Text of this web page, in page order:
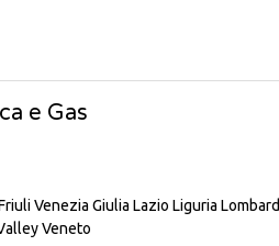
e Gas
Venezia Giulia Lazio Liguria
Veneto